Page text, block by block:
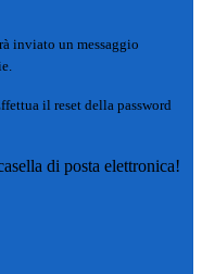
inviato un messaggio
il reset della password
di posta elettronica!